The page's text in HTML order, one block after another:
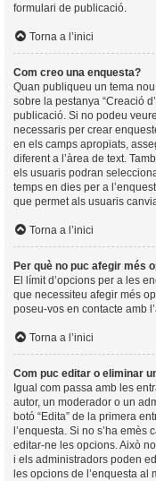
formulari de publicació.
Torna a l’inici
Com creo una enquesta?
Quan publiqueu un tema
sobre la pestanya “Creació
publicació. Si no podeu
necessaris per crear
en els camps apropiats,
diferent a l’àrea de text.
els usuaris podran
temps en dies per a
que permet als usuaris
Torna a l’inici
Per què no puc afegir més
El límit d’opcions per a les
que necessiteu afegir més
poseu-vos en contacte amb
Torna a l’inici
Com puc editar o eliminar
Igual com passa amb les
autor, un moderador o un
botó “Edita” de la primera
l’enquesta. Si no s’ha emès
editar-ne les opcions. Això
i els administradors poden
les opcions de l’enquesta al